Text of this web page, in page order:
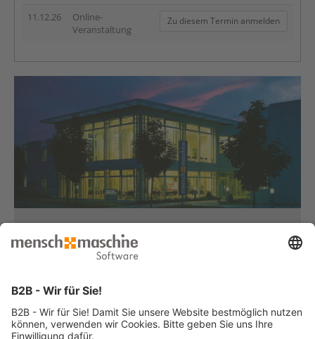
11.12.26
Online-
Veranstaltung
Zu diesem Termin anmelden
Haben Sie Fragen?
Dann rufen Sie uns an...
von 08:30 bis 12:00 Uhr
und 12:30 bis 17:00 Uhr